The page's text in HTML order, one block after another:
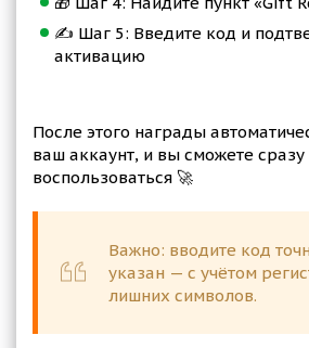
✍️ Шаг 5: Введите код и
активацию
После этого награды
ваш аккаунт, и вы сможете
воспользоваться 🚀
Важно: вводите код
указан — с учётом
лишних символов.